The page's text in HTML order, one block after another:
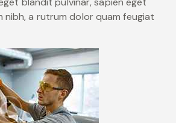
nibh, a rutrum dolor quam feugiat